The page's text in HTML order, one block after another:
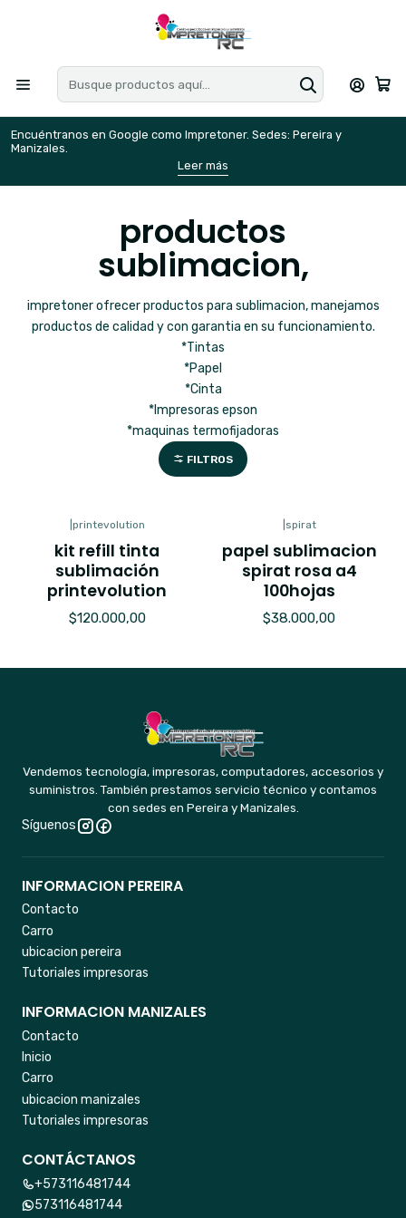
Encuéntranos en Google como Impretoner. Sedes: Pereira y
Manizales.
Leer más
productos
sublimacion,
impretoner ofrecer productos para sublimacion, manejamos
productos de calidad y con garantia en su funcionamiento.
*Tintas
*Papel
*Cinta
*Impresoras epson
*maquinas termofijadoras
FILTROS
printevolution
kit refill tinta
sublimación
printevolution
$120.000,00
spirat
papel sublimacion
spirat rosa a4
100hojas
$38.000,00
Vendemos tecnología, impresoras, computadores, accesorios y
suministros. También prestamos servicio técnico y contamos
con sedes en Pereira y Manizales.
Síguenos
INFORMACION PEREIRA
Contacto
Carro
ubicacion pereira
Tutoriales impresoras
INFORMACION MANIZALES
Contacto
Inicio
Carro
ubicacion manizales
Tutoriales impresoras
CONTÁCTANOS
+573116481744
573116481744